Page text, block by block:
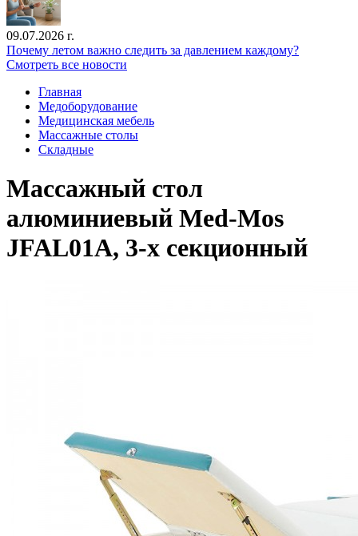
09.07.2026 г.
Почему летом важно следить за давлением каждому?
Смотреть все новости
Главная
Медоборудование
Медицинская мебель
Массажные столы
Складные
Массажный стол
алюминиевый Med-Mos
JFAL01A, 3-х секционный